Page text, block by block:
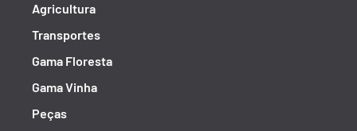
Agricultura
Transportes
Gama Floresta
Gama Vinha
Peças